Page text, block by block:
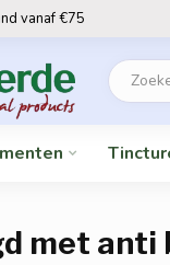
vanaf €75
met anti